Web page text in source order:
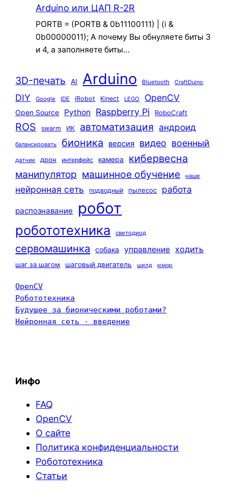
Arduino или ЦАП R-2R
PORTB = (PORTB & 0b11100111) | (i &
0b00000011); А почему Вы обнуляете биты 3
и 4, а заполняете биты…
3D-печать AI Arduino Bluetooth CraftDuino
DIY Google IDE iRobot Kinect LEGO OpenCV
Open Source Python Raspberry Pi RoboCraft
ROS swarm ИК автоматизация андроид
балансировать бионика версия видео военный
датчик дрон интерфейс камера кибервесна
манипулятор машинное обучение наше
нейронная сеть подводный пылесос работа
распознавание робот
робототехника светодиод
сервомашинка собака управление ходить
шаг за шагом шаговый двигатель шилд юмор
OpenCV
Робототехника
Будущее за бионическими роботами?
Нейронная сеть - введение
Инфо
FAQ
OpenCV
О сайте
Политика конфиденциальности
Робототехника
Статьи